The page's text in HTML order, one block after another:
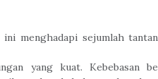
menghadapi sejumlah
yang kuat. Kebebasan